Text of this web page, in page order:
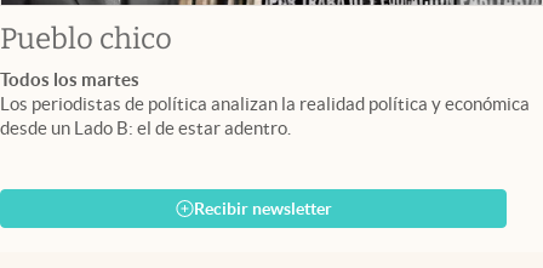
Pueblo chico
Todos los martes
Los periodistas de política analizan la realidad política y económica
desde un Lado B: el de estar adentro.
Recibir newsletter